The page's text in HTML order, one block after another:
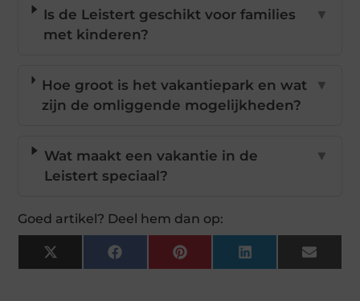
Is de Leistert geschikt voor families
met kinderen?
▼
Hoe groot is het vakantiepark en wat
zijn de omliggende mogelijkheden?
▼
Wat maakt een vakantie in de
Leistert speciaal?
▼
Goed artikel? Deel hem dan op:
X
(Twitter)
FacebookPinterestLinkedInEmail